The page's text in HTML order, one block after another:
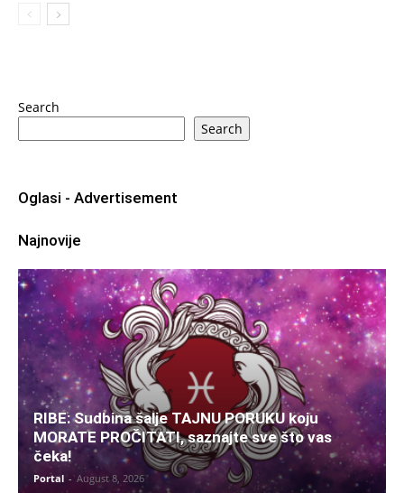
Search
Search
Oglasi - Advertisement
Najnovije
RIBE: Sudbina šalje TAJNU PORUKU koju
MORATE PROČITATI, saznajte sve što vas
čeka!
Portal - August 8, 2026